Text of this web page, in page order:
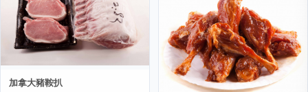
加拿大豬鞍扒